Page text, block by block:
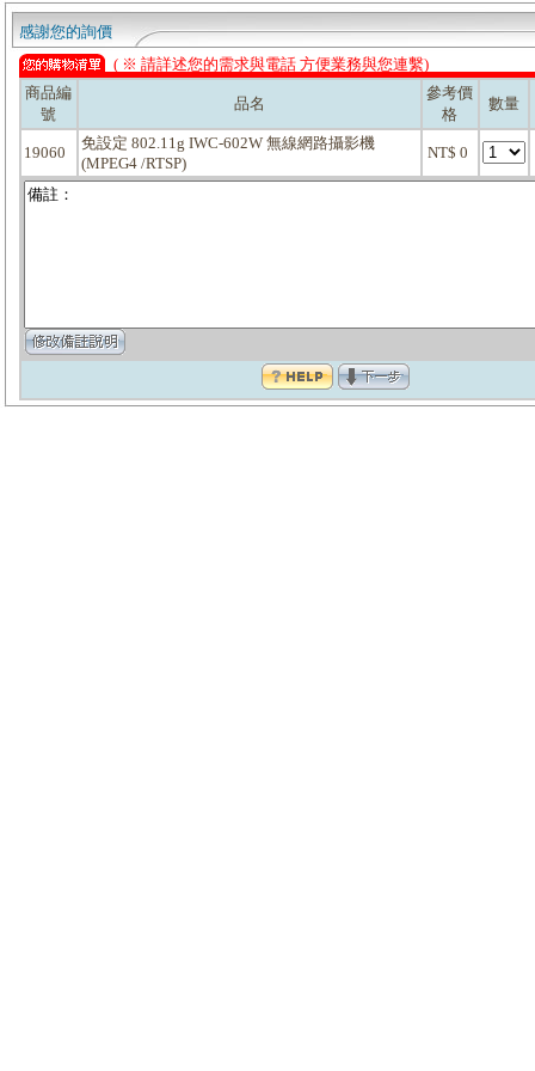
感謝您的詢價
( ※ 請詳述您的需求與電話 方便業務與您連繫)
商品編
號
品名
參考價
格
數量
19060
免設定 802.11g IWC-602W 無線網路攝影機
(MPEG4 /RTSP)
NT$ 0